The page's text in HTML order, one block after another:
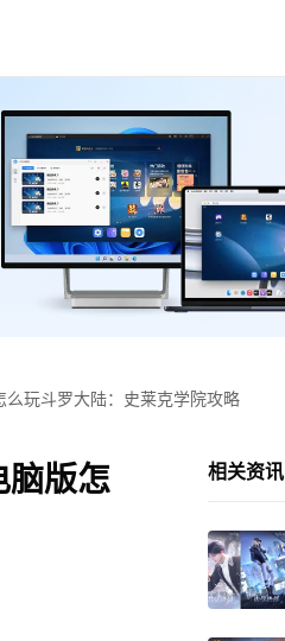
玩斗罗大陆：史莱克学院攻略
脑版怎
相关资讯